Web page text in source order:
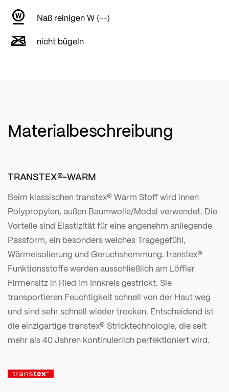
Naß reinigen W (--)
nicht bügeln
Materialbeschreibung
TRANSTEX®-WARM
Beim klassischen transtex® Warm Stoff wird innen
Polypropylen, außen Baumwolle/Modal verwendet. Die
Vorteile sind Elastizität für eine angenehm anliegende
Passform, ein besonders weiches Tragegefühl,
Wärmeisolierung und Geruchshemmung. transtex®
Funktionsstoffe werden ausschließlich am Löffler
Firmensitz in Ried im Innkreis gestrickt. Sie
transportieren Feuchtigkeit schnell von der Haut weg
und sind sehr schnell wieder trocken. Entscheidend ist
die einzigartige transtex® Stricktechnologie, die seit
mehr als 40 Jahren kontinuierlich perfektioniert wird.